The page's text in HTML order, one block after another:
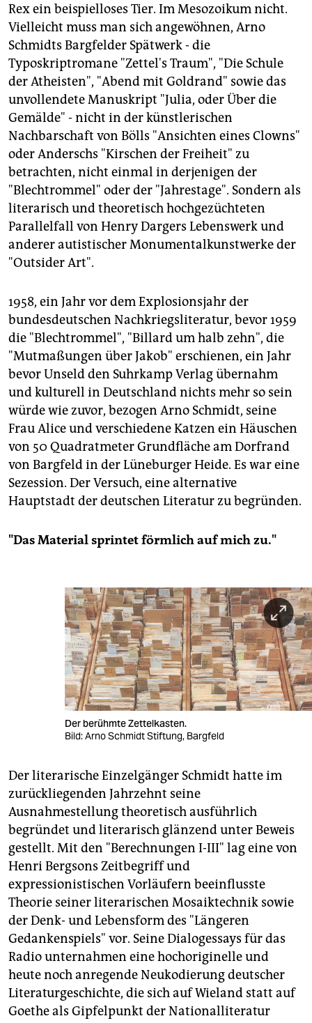
Rex ein beispielloses Tier. Im Mesozoikum nicht.
Vielleicht muss man sich angewöhnen, Arno
Schmidts Bargfelder Spätwerk - die
Typoskriptromane "Zettel's Traum", "Die Schule
der Atheisten", "Abend mit Goldrand" sowie das
unvollendete Manuskript "Julia, oder Über die
Gemälde" - nicht in der künstlerischen
Nachbarschaft von Bölls "Ansichten eines Clowns"
oder Anderschs "Kirschen der Freiheit" zu
betrachten, nicht einmal in derjenigen der
"Blechtrommel" oder der "Jahrestage". Sondern als
literarisch und theoretisch hochgezüchteten
Parallelfall von Henry Dargers Lebenswerk und
anderer autistischer Monumentalkunstwerke der
"Outsider Art".
1958, ein Jahr vor dem Explosionsjahr der
bundesdeutschen Nachkriegsliteratur, bevor 1959
die "Blechtrommel", "Billard um halb zehn", die
"Mutmaßungen über Jakob" erschienen, ein Jahr
bevor Unseld den Suhrkamp Verlag übernahm
und kulturell in Deutschland nichts mehr so sein
würde wie zuvor, bezogen Arno Schmidt, seine
Frau Alice und verschiedene Katzen ein Häuschen
von 50 Quadratmeter Grundfläche am Dorfrand
von Bargfeld in der Lüneburger Heide. Es war eine
Sezession. Der Versuch, eine alternative
Hauptstadt der deutschen Literatur zu begründen.
"Das Material sprintet förmlich auf mich zu."
Der berühmte Zettelkasten.
Bild: Arno Schmidt Stiftung, Bargfeld
Der literarische Einzelgänger Schmidt hatte im
zurückliegenden Jahrzehnt seine
Ausnahmestellung theoretisch ausführlich
begründet und literarisch glänzend unter Beweis
gestellt. Mit den "Berechnungen I-III" lag eine von
Henri Bergsons Zeitbegriff und
expressionistischen Vorläufern beeinflusste
Theorie seiner literarischen Mosaiktechnik sowie
der Denk- und Lebensform des "Längeren
Gedankenspiels" vor. Seine Dialogessays für das
Radio unternahmen eine hochoriginelle und
heute noch anregende Neukodierung deutscher
Literaturgeschichte, die sich auf Wieland statt auf
Goethe als Gipfelpunkt der Nationalliteratur